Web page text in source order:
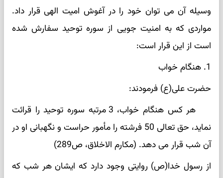
وسیله آن می توان خود را در آغوش امیت الهی قرار داد.
مواردی که به امنیت جویی از سوره توحید سفارش شده
است از این قرار است:
1. هنگام خواب
حضرت علی(ع) فرمودند:
هر کس هنگام خواب، 3 مرتبه سوره توحید را قرائت
نماید، حق تعالی 50 فرشته را مأمور حراست و نگهبانی او در
آن شب قرار می دهد. (مکارم الاخلاق، ص289)
از رسول خدا(ص) روایتی وجود دارد که ایشان هر شب که